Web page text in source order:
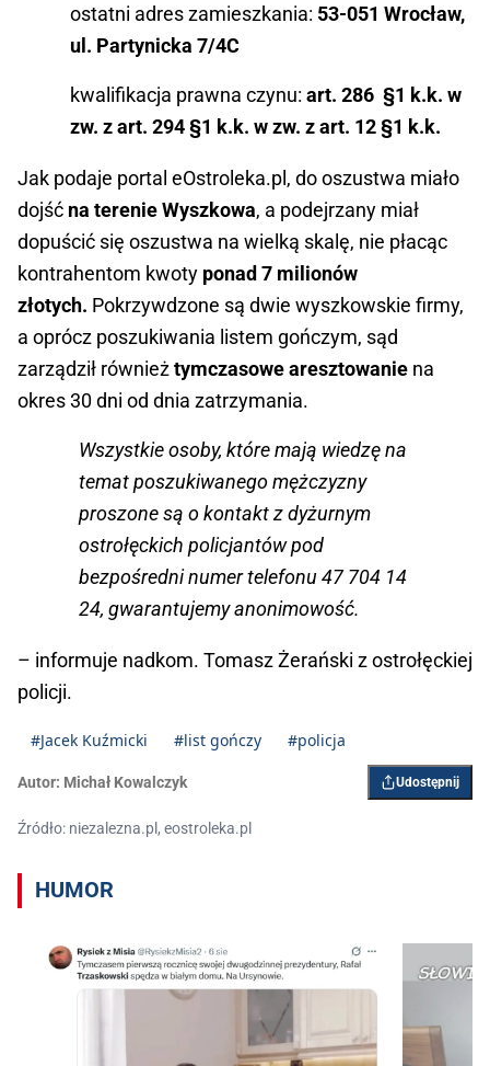
ostatni adres zamieszkania: 53-051 Wrocław,
ul. Partynicka 7/4C
kwalifikacja prawna czynu: art. 286 §1 k.k. w
zw. z art. 294 §1 k.k. w zw. z art. 12 §1 k.k.
Jak podaje portal eOstroleka.pl, do oszustwa miało
dojść na terenie Wyszkowa, a podejrzany miał
dopuścić się oszustwa na wielką skalę, nie płacąc
kontrahentom kwoty ponad 7 milionów
złotych. Pokrzywdzone są dwie wyszkowskie firmy,
a oprócz poszukiwania listem gończym, sąd
zarządził równieżtymczasowe aresztowanie na
okres 30 dni od dnia zatrzymania.
Wszystkie osoby, które mają wiedzę na
temat poszukiwanego mężczyzny
proszone są o kontakt z dyżurnym
ostrołęckich policjantów pod
bezpośredni numer telefonu 47 704 14
24, gwarantujemy anonimowość.
– informuje nadkom. Tomasz Żerański z ostrołęckiej
policji.
#Jacek Kuźmicki #list gończy #policja
Autor: Michał Kowalczyk Udostępnij
Źródło: niezalezna.pl, eostroleka.pl
HUMOR